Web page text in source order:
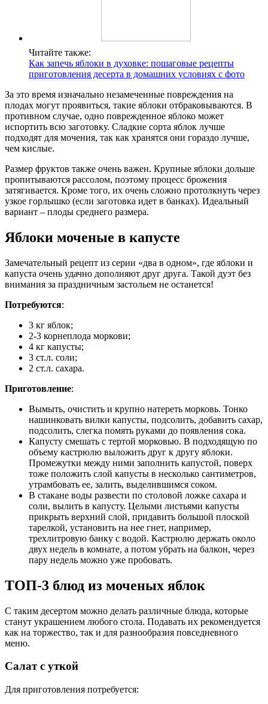
Читайте также:
Как запечь яблоки в духовке: пошаговые рецепты
приготовления десерта в домашних условиях с фото
За это время изначально незамеченные повреждения на
плодах могут проявиться, такие яблоки отбраковываются. В
противном случае, одно поврежденное яблоко может
испортить всю заготовку. Сладкие сорта яблок лучше
подходят для мочения, так как хранятся они гораздо лучше,
чем кислые.
Размер фруктов также очень важен. Крупные яблоки дольше
пропитываются рассолом, поэтому процесс брожения
затягивается. Кроме того, их очень сложно протолкнуть через
узкое горлышко (если заготовка идет в банках). Идеальный
вариант – плоды среднего размера.
Яблоки моченые в капусте
Замечательный рецепт из серии «два в одном», где яблоки и
капуста очень удачно дополняют друг друга. Такой дуэт без
внимания за праздничным застольем не останется!
Потребуются:
3 кг яблок;
2-3 корнеплода моркови;
4 кг капусты;
3 ст.л. соли;
2 ст.л. сахара.
Приготовление:
Вымыть, очистить и крупно натереть морковь. Тонко
нашинковать вилки капусты, подсолить, добавить сахар,
подсолить, слегка помять руками до появления сока.
Капусту смешать с тертой морковью. В подходящую по
объему кастрюлю выложить друг к другу яблоки.
Промежутки между ними заполнить капустой, поверх
тоже положить слой капусты в несколько сантиметров,
утрамбовать ее, залить, выделившимся соком.
В стакане воды развести по столовой ложке сахара и
соли, вылить в капусту. Целыми листьями капусты
прикрыть верхний слой, придавить большой плоской
тарелкой, установить на нее гнет, например,
трехлитровую банку с водой. Кастрюлю держать около
двух недель в комнате, а потом убрать на балкон, через
пару недель можно уже пробовать.
ТОП-3 блюд из моченых яблок
С таким десертом можно делать различные блюда, которые
станут украшением любого стола. Подавать их рекомендуется
как на торжество, так и для разнообразия повседневного
меню.
Салат с уткой
Для приготовления потребуется: